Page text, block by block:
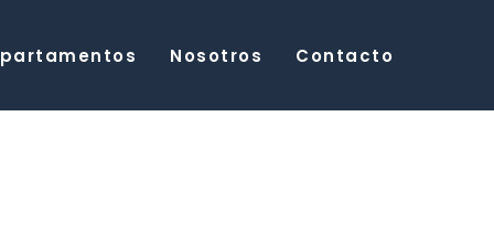
Nosotros Contacto